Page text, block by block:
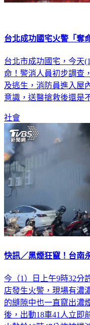
台北成功國宅火警「
台北市成功國宅，今天
命！警消人員初步調查
及逃生，消防員進入屋
意識，送醫搶救後還是
社會
快訊／黑煙狂竄！台
今（1）日上午9時32分
店發生火警，現場有濃
的縫隙中也一直竄出濃
後，出動18車41人立即